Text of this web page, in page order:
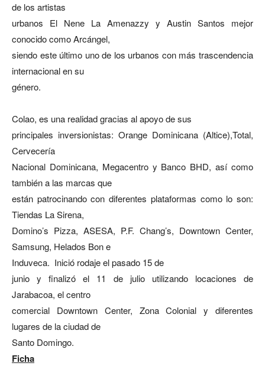
de los artistas
urbanos El Nene La Amenazzy y Austin Santos mejor
conocido como Arcángel,
siendo este último uno de los urbanos con más trascendencia
internacional en su
género.
Colao, es una realidad gracias al apoyo de sus
principales inversionistas: Orange Dominicana (Altice),Total,
Cervecería
Nacional Dominicana, Megacentro y Banco BHD, así como
también a las marcas que
están patrocinando con diferentes plataformas como lo son:
Tiendas La Sirena,
Domino’s Pizza, ASESA, P.F. Chang’s, Downtown Center,
Samsung, Helados Bon e
Induveca. Inició rodaje el pasado 15 de
junio y finalizó el 11 de julio utilizando locaciones de
Jarabacoa, el centro
comercial Downtown Center, Zona Colonial y diferentes
lugares de la ciudad de
Santo Domingo.
Ficha